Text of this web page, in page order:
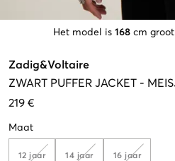
Het model is 168 cm
Zadig&Voltaire
ZWART PUFFER JACKET -
219 €
Maat
12 jaar 14 jaar 16 jaar